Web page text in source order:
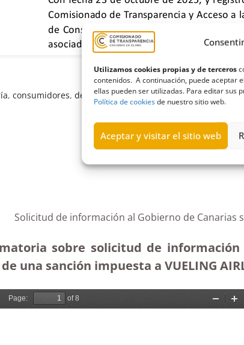
Utilizamos cookies propias y de terceros
contenidos. A continuación, puede aceptar
ellas pueden ser utilizadas. Para editar sus
Política de cookiesde nuestro sitio web.
Aceptar y visitar el sitio web
,consumidores,denuncia,empleo,Facua,Gobierno de
Solicitud de información al Gobierno de
sobre solicitud de
una sanción impuesta a VUELING